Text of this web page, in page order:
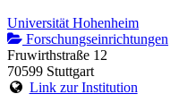
Universität Hohenheim
Forschungseinrichtungen
Fruwirthstraße 12
70599 Stuttgart
Link zur Institution